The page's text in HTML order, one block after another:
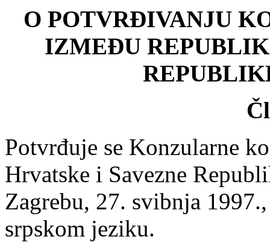
O POTVRĐIVANJU
IZMEĐU
Potvrđuje se Konzularne
Hrvatske i Savezne
Zagrebu, 27. svibnja
srpskom jeziku.